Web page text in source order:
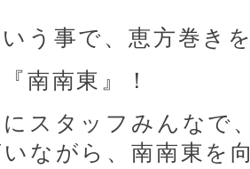
う事で、恵方巻き
南南東』！
スタッフみんなで
ながら、南南東を